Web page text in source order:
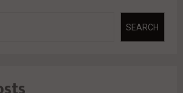
SEARCH